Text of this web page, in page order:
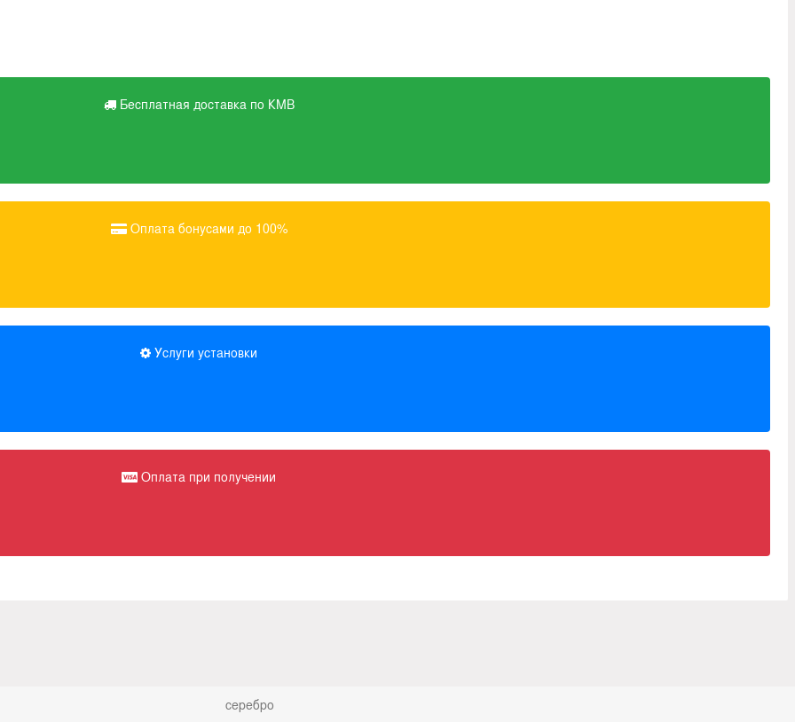
Бесплатная доставка по КМВ
Оплата бонусами до 100%
Услуги установки
Оплата при получении
серебро